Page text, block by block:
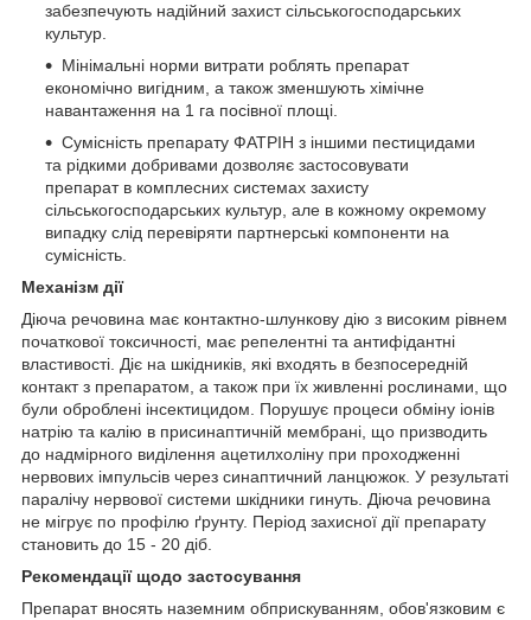
забезпечують надійний захист сільськогосподарських
культур.
Мінімальні норми витрати роблять препарат
економічно вигідним, а також зменшують хімічне
навантаження на 1 га посівної площі.
Сумісність препарату ФАТРІН з іншими пестицидами
та рідкими добривами дозволяє застосовувати
препарат в комплесних системах захисту
сільськогосподарських культур, але в кожному окремому
випадку слід перевіряти партнерські компоненти на
сумісність.
Механізм дії
Діюча речовина має контактно-шлункову дію з високим рівнем
початкової токсичності, має репелентні та антифідантні
властивості. Діє на шкідників, які входять в безпосередній
контакт з препаратом, а також при їх живленні росли­нами, що
були оброблені інсектицидом. Порушує процеси обміну іонів
натрію та калію в присинаптичній мембрані, що призводить
до надмірного виділення ацетилхоліну при проходженні
нервових імпульсів через синаптичний ланцюжок. У результаті
паралічу нервової системи шкідники гинуть. Діюча речовина
не мігрує по профілю ґрунту. Період захисної дії препарату
становить до 15 - 20 діб.
Рекомендації щодо застосування
Препарат вносять наземним обприскуванням, обов'язковим є